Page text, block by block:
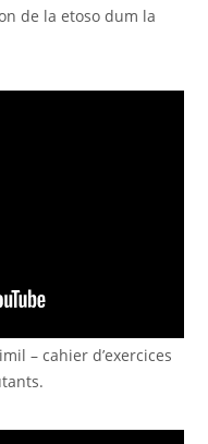
de la etoso dum la
– cahier d’exercices